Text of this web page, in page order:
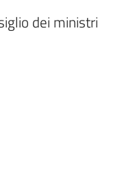
dei ministri